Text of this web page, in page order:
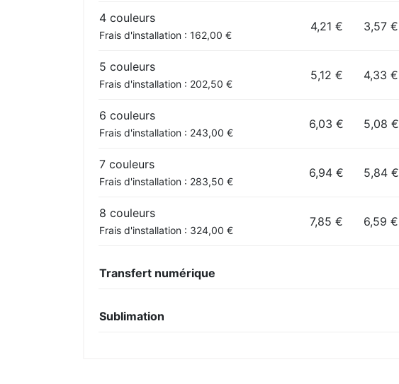
4 couleurs
Frais d'installation : 162,00 €
4,21 € 3,57 €
5 couleurs
Frais d'installation : 202,50 €
5,12 € 4,33 €
6 couleurs
Frais d'installation : 243,00 €
6,03 € 5,08 €
7 couleurs
Frais d'installation : 283,50 €
6,94 € 5,84 €
8 couleurs
Frais d'installation : 324,00 €
7,85 € 6,59 €
Transfert numérique
Sublimation